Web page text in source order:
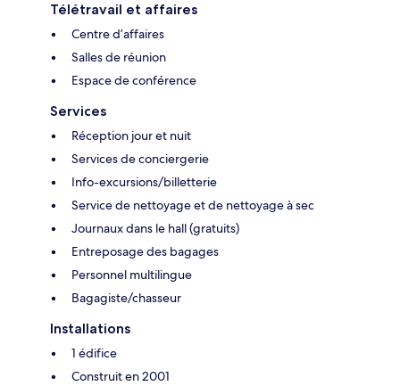
Télétravail et affaires
Centre d’affaires
Salles de réunion
Espace de conférence
Services
Réception jour et nuit
Services de conciergerie
Info-excursions/billetterie
Service de nettoyage et de nettoyage à sec
Journaux dans le hall (gratuits)
Entreposage des bagages
Personnel multilingue
Bagagiste/chasseur
Installations
1 édifice
Construit en 2001